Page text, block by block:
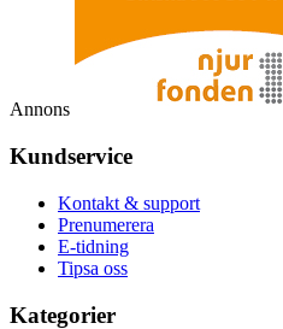
Annons
Kundservice
Kontakt & support
Prenumerera
E-tidning
Tipsa oss
Kategorier